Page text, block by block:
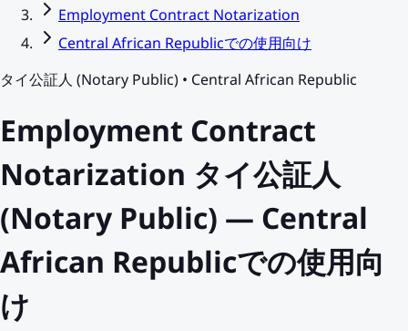
Employment Contract Notarization
Central African Republicでの使用向け
タイ公証人 (Notary Public) • Central African Republic
Employment Contract
Notarization タイ公証人
(Notary Public) — Central
African Republicでの使用向
け